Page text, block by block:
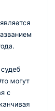
могут
с